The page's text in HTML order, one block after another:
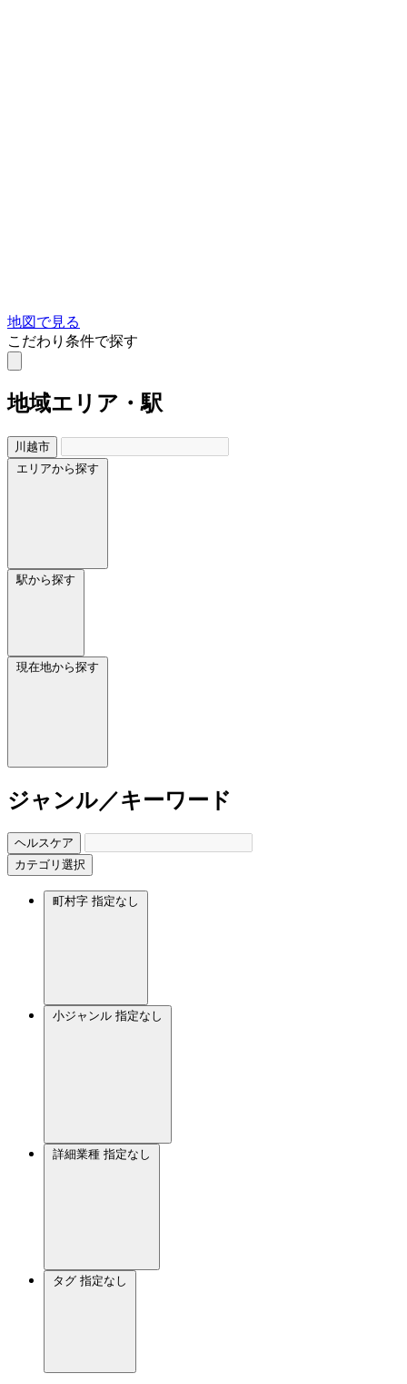
地図で見る
こだわり条件で探す
地域エリア・駅
川越市
エリアから探す
駅から探す
現在地から探す
ジャンル／キーワード
ヘルスケア
カテゴリ選択
町村字 指定なし
小ジャンル 指定なし
詳細業種 指定なし
タグ 指定なし